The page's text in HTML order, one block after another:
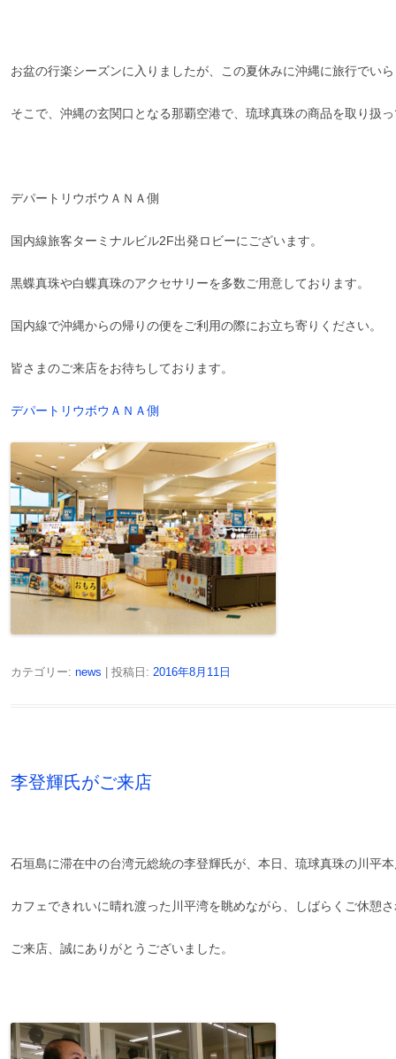
お盆の行楽シーズンに入りましたが、この夏休みに沖縄に旅行でい
そこで、沖縄の玄関口となる那覇空港で、琉球真珠の商品を取り扱
デパートリウボウＡＮＡ側
国内線旅客ターミナルビル2F出発ロビーにございます。
黒蝶真珠や白蝶真珠のアクセサリーを多数ご用意しております。
国内線で沖縄からの帰りの便をご利用の際にお立ち寄りください。
皆さまのご来店をお待ちしております。
デパートリウボウＡＮＡ側
カテゴリー: news | 投稿日: 2016年8月11日
李登輝氏がご来店
石垣島に滞在中の台湾元総統の李登輝氏が、本日、琉球真珠の川平
カフェできれいに晴れ渡った川平湾を眺めながら、しばらくご休憩
ご来店、誠にありがとうございました。